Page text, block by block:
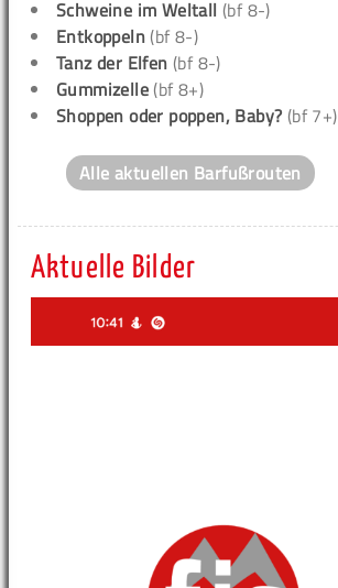
Schweine im Weltall (bf 8-)
Entkoppeln (bf 8-)
Tanz der Elfen (bf 8-)
Gummizelle (bf 8+)
Shoppen oder poppen, Baby? (bf 7+)
Alle aktuellen Barfußrouten
Aktuelle Bilder